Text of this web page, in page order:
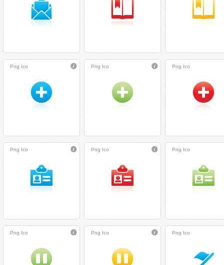
Png Ico Png Ico Png Ico
Png Ico Png Ico Png Ico
Png Ico Png Ico Png Ico